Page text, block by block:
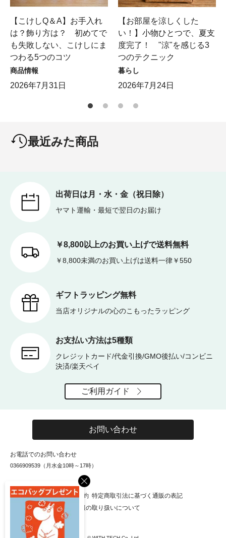
×
【こけしQ＆A】お手入れ
は？飾り方は？ 初めてで
も失敗しない、こけしにま
つわる5つのコツ
商品情報
2026年7月31日
【お部屋を涼しくした
い！】小物ひとつで、夏支
度完了！ "涼"を感じる3
つのテクニック
暮らし
2026年7月24日
最近みた商品
出荷日は月・水・金（祝日除）
ヤマト運輸・最短で翌日のお届け
￥8,800以上のお買い上げで送料無料
￥8,800未満のお買い上げは送料一律￥550
ギフトラッピング無料
当店オリジナルの心のこもったラッピング
お支払い方法は5種類
クレジットカード/代金引換/GMO後払い/コンビニ
決済/楽天ペイ
ご利用ガイド
お問い合わせ
お電話でのお問い合わせ
0366909539（月水金10時～17時）
お知らせ 会社概要 利用規約 特定商取引法に基づく通販の表記
個人情報保護方針 個人情報の取り扱いについて